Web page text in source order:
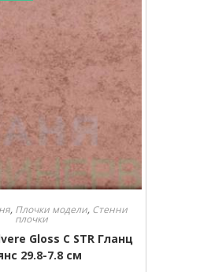
, Плочки модели, Стенни
плочки
Gloss C STR Гланц
29.8-7.8 см